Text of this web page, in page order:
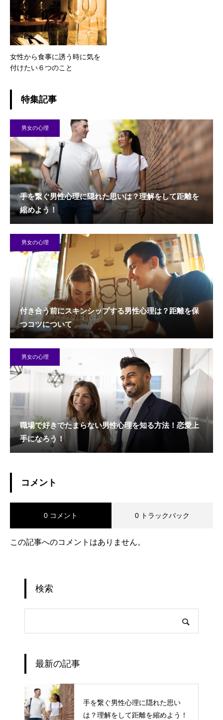
女性から食事に誘う時に気を
付けたい６つのこと
特集記事
男女の心理
手を繋ぐ男性心理に隠れた思いは？理解をして距離を
縮めよう！
男女の心理
付き合う前にスキンシップする男性心理は？距離を保
つコツについて
男女の心理
職場で好きでたまらない男性心理を知る方法！恋愛上
手になろう！
コメント
0 コメント 0 トラックバック
この記事へのコメントはありません。
検索
最新の記事
手を繋ぐ男性心理に隠れた思い
は？理解をして距離を縮めよう！